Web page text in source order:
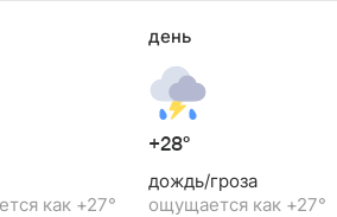
как +27°
день
+28°
дождь/гроза
ощущается как +27°